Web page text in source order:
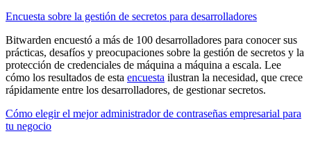
Encuesta sobre la gestión de secretos para desarrolladores
Bitwarden encuestó a más de 100 desarrolladores para conocer sus
prácticas, desafíos y preocupaciones sobre la gestión de secretos y la
protección de credenciales de máquina a máquina a escala. Lee
cómo los resultados de esta encuesta ilustran la necesidad, que crece
rápidamente entre los desarrolladores, de gestionar secretos.
Cómo elegir el mejor administrador de contraseñas empresarial para
tu negocio